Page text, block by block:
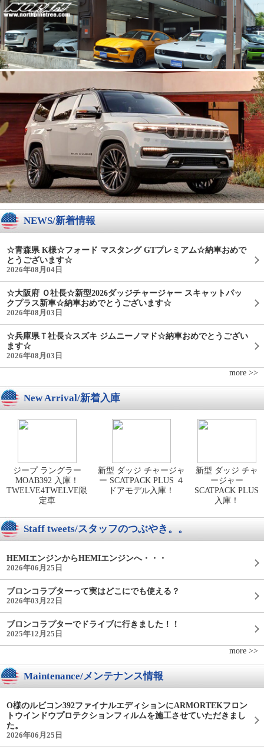
NEWS/新着情報
☆青森県 K様☆フォード マスタング GTプレミアム☆納車おめで
とうございます☆
2026年08月04日
☆大阪府 Ｏ社長☆新型2026ダッジチャージャー スキャットパッ
クプラス新車☆納車おめでとうございます☆
2026年08月03日
☆兵庫県Ｔ社長☆スズキ ジムニーノマド☆納車おめでとうござい
ます☆
2026年08月03日
more >>
New Arrival/新着入庫
ジープ ラングラー
MOAB392 入庫！
TWELVE4TWELVE限
定車
新型 ダッジ チャージャ
ー SCATPACK PLUS ４
ドアモデル入庫！
新型 ダッジ チャ
ージャー
SCATPACK PLUS
入庫！
Staff tweets/スタッフのつぶやき。。
HEMIエンジンからHEMIエンジンへ・・・
2026年06月25日
ブロンコラプターって実はどこにでも使える？
2026年03月22日
ブロンコラプターでドライブに行きました！！
2025年12月25日
more >>
Maintenance/メンテナンス情報
O様のルビコン392ファイナルエディションにARMORTEKフロン
トウインドウプロテクションフィルムを施工させていただきまし
た。
2026年06月25日